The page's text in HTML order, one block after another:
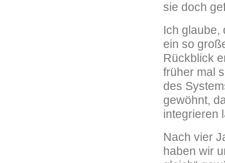
sie doch
Ich glaube,
ein so
Rückblick
früher mal
des
gewöhnt,
integrieren
Nach vier
haben wir